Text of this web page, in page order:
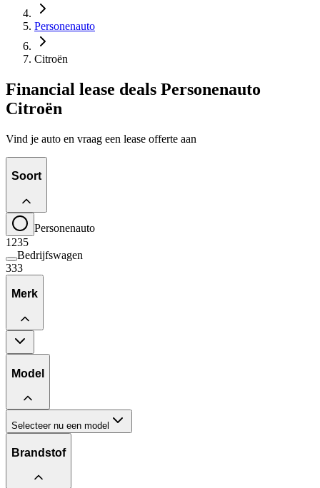
Personenauto
Citroën
Financial lease deals Personenauto
Citroën
Vind je auto en vraag een lease offerte aan
Soort
Personenauto
1235
Bedrijfswagen
333
Merk
Model
Selecteer nu een model
Brandstof